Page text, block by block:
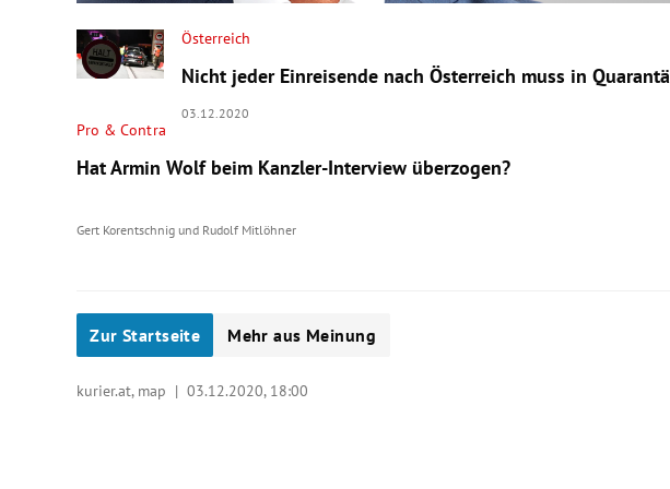
Österreich
Nicht jeder Einreisende nach Österreich muss in
03.12.2020
Pro & Contra
Hat Armin Wolf beim Kanzler-Interview überzogen?
Gert Korentschnig und Rudolf Mitlöhner
Zur Startseite Mehr aus Meinung
kurier.at, map |03.12.2020, 18:00